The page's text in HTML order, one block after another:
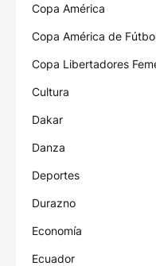
Copa América
Copa América de
Copa Libertadores
Cultura
Dakar
Danza
Deportes
Durazno
Economía
Ecuador